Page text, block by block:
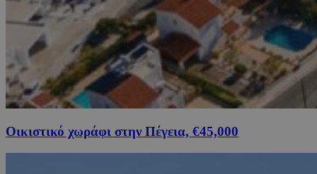
Οικιστικό χωράφι στην Πέγεια, €45,000